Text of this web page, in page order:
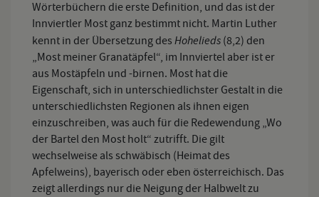
Wörterbüchern die erste Definition, und das ist der
Innviertler Most ganz bestimmt nicht. Martin Luther
kennt in der Übersetzung des Hohelieds (8,2) den
„Most meiner Granatäpfel“, im Innviertel aber ist er
aus Mostäpfeln und -birnen. Most hat die
Eigenschaft, sich in unterschiedlichster Gestalt in die
unterschiedlichsten Regionen als ihnen eigen
einzuschreiben, was auch für die Redewendung „Wo
der Bartel den Most holt“ zutrifft. Die gilt
wechselweise als schwäbisch (Heimat des
Apfelweins), bayerisch oder eben österreichisch. Das
zeigt allerdings nur die Neigung der Halbwelt zu